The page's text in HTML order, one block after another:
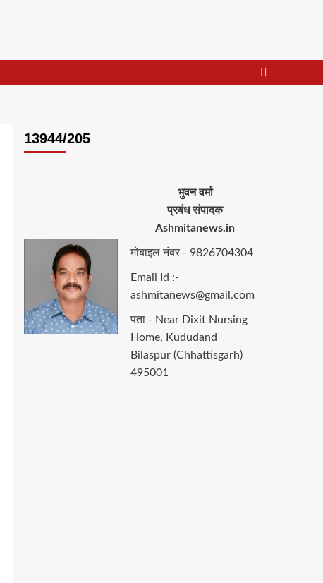
13944/205
भुवन वर्मा
प्रबंध संपादक
Ashmitanews.in
मोबाइल नंबर - 9826704304
Email Id :-
ashmitanews@gmail.com
पता - Near Dixit Nursing
Home, Kududand
Bilaspur (Chhattisgarh)
495001